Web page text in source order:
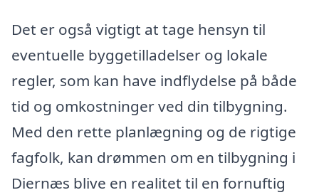
Det er også vigtigt at tage hensyn til
eventuelle byggetilladelser og lokale
regler, som kan have indflydelse på både
tid og omkostninger ved din tilbygning.
Med den rette planlægning og de rigtige
fagfolk, kan drømmen om en tilbygning i
Diernæs blive en realitet til en fornuftig